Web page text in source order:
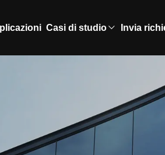
Casi di studio Invia